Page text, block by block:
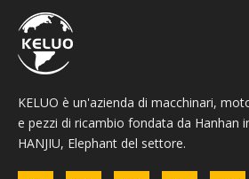
KELUO è un'azienda di macchinari,
e pezzi di ricambio fondata da Hanhan
HANJIU, Elephant del settore.